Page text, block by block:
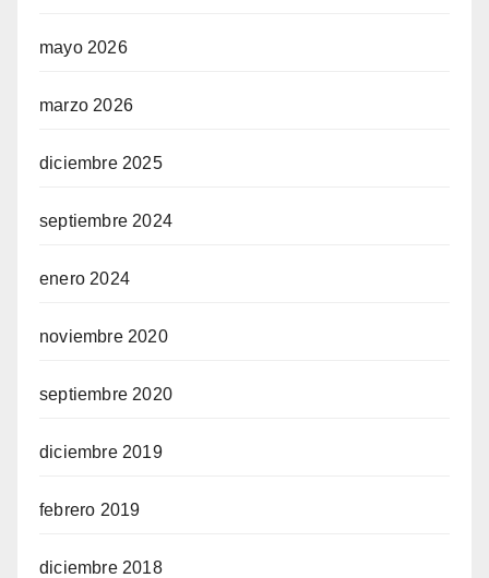
mayo 2026
marzo 2026
diciembre 2025
septiembre 2024
enero 2024
noviembre 2020
septiembre 2020
diciembre 2019
febrero 2019
diciembre 2018